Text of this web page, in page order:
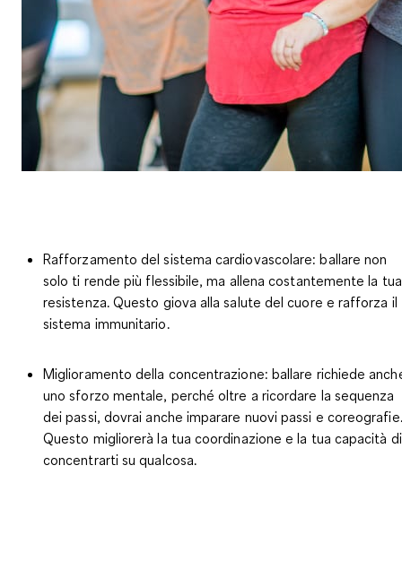
Rafforzamento del sistema cardiovascolare: ballare non
solo ti rende più flessibile, ma allena costantemente la tua
resistenza. Questo giova alla salute del cuore e rafforza il
sistema immunitario.
Miglioramento della concentrazione: ballare richiede
uno sforzo mentale, perché oltre a ricordare la sequenza
dei passi, dovrai anche imparare nuovi passi e coreografie.
Questo migliorerà la tua coordinazione e la tua capacità di
concentrarti su qualcosa.